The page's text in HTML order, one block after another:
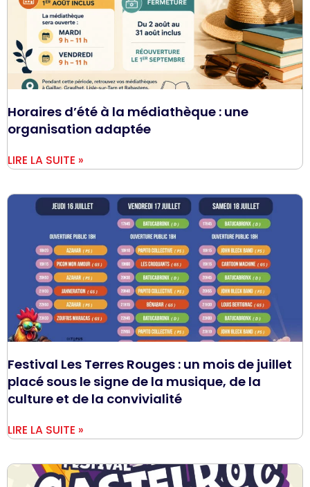
Horaires d’été à la médiathèque : une
organisation adaptée
LIRE LA SUITE »
Festival Les Terres Rouges : un mois de juillet
placé sous le signe de la musique, de la
culture et de la convivialité
LIRE LA SUITE »